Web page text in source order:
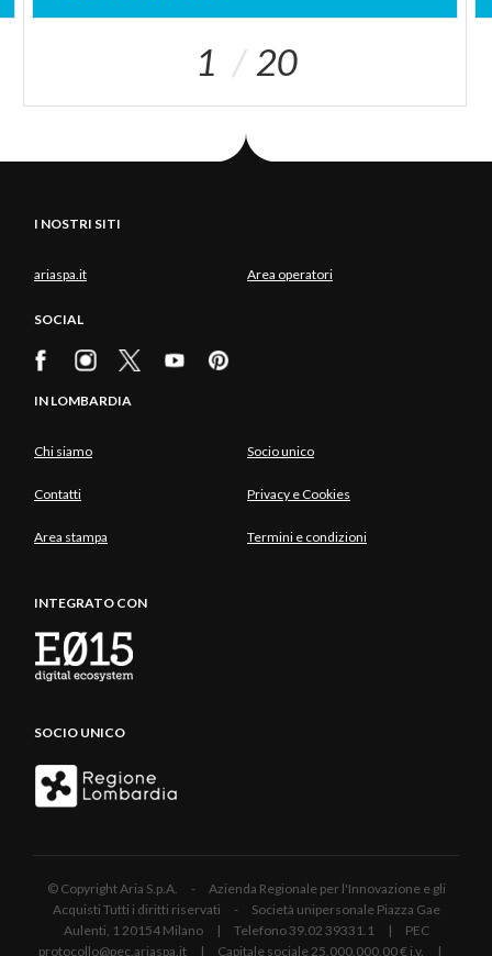
1 20
I NOSTRI SITI
ariaspa.it Area operatori
SOCIAL
IN LOMBARDIA
Chi siamo Socio unico
Contatti Privacy e Cookies
Area stampa Termini e condizioni
INTEGRATO CON
SOCIO UNICO
© Copyright Aria S.p.A. - Azienda Regionale per l'Innovazione e gli
Acquisti Tutti i diritti riservati - Società unipersonale Piazza Gae
Aulenti, 1 20154 Milano | Telefono 39.02 39331.1 | PEC
protocollo@pec.ariaspa.it | Capitale sociale 25.000.000,00 € i.v. |